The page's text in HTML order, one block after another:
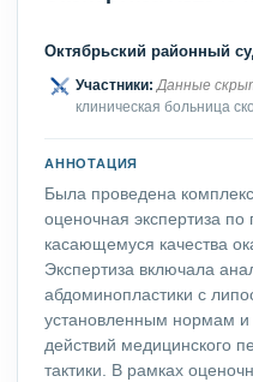
Октябрьский районный
Участники: Данные
клиническая больница
АННОТАЦИЯ
Была проведена
оценочная экспертиза по
касающемуся качества
Экспертиза включала
абдоминопластики с
установленным нормам и
действий медицинского
тактики. В рамках